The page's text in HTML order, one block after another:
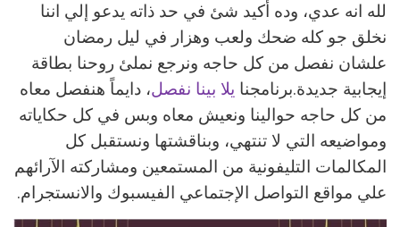
لله انه عدي، وده أكيد شئ في حد ذاته يدعو إلي اننا
نخلق جو كله ضحك ولعب وهزار في ليل رمضان
علشان نفصل من كل حاجه ونرجع نملئ روحنا بطاقة
إيجابية جديدة.برنامجنا يلا بينا نفصل، دايماً هنفصل معاه
من كل حاجه حوالينا ونعيش معاه وبس في كل حكاياته
ومواضيعه التي لا تنتهي، وبناقشتها ونستقبل كل
المكالمات التليفونية من المستمعين ومشاركته الآرائهم
علي مواقع التواصل الإجتماعي الفيسبوك والانستجرام.